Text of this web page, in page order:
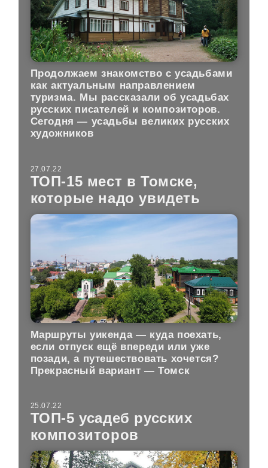
Продолжаем знакомство с усадьбами
как актуальным направлением
туризма. Мы рассказали об усадьбах
русских писателей и композиторов.
Сегодня — усадьбы великих русских
художников
27.07.22
ТОП-15 мест в Томске,
которые надо увидеть
Маршруты уикенда — куда поехать,
если отпуск ещё впереди или уже
позади, а путешествовать хочется?
Прекрасный вариант — Томск
25.07.22
ТОП-5 усадеб русских
композиторов